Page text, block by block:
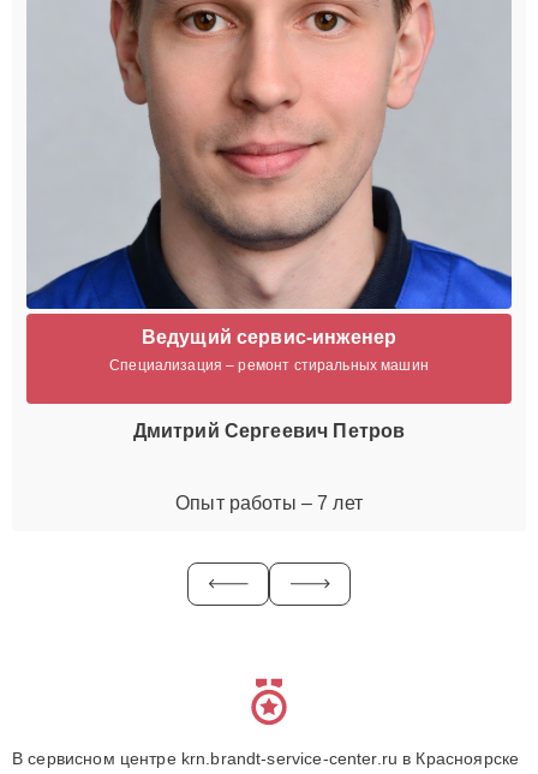
Ведущий сервис-инженер
Специализация – ремонт стиральных машин
Дмитрий Сергеевич Петров
Опыт работы – 7 лет
В сервисном центре krn.brandt-service-center.ru в Красноярске